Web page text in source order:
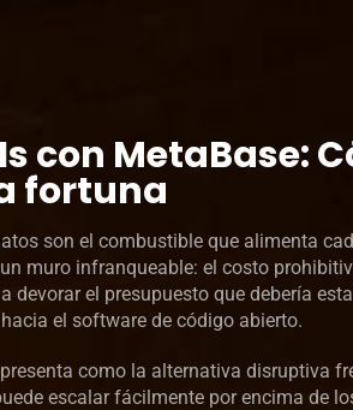
con MetaBase:
fortuna
son el combustible que alimenta
muro infranqueable: el costo
devorar el presupuesto que debería
el software de código abierto.
como la alternativa disruptiva
escalar fácilmente por encima de